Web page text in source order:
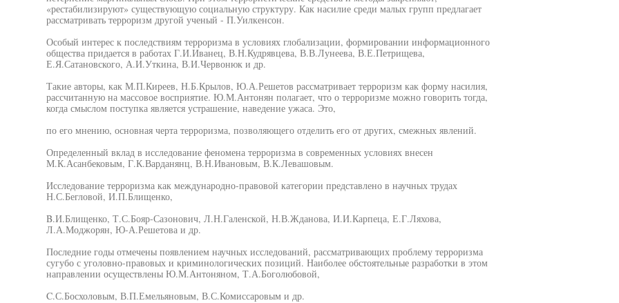
«рестабилизируют» существующую социальную структуру. Как насилие среди малых групп предлагает
рассматривать терроризм другой ученый - П.Уилкенсон.
Особый интерес к последствиям терроризма в условиях глобализации, формировании информационного
общества придается в работах Г.И.Иванец, В.Н.Кудрявцева, В.В.Лунеева, В.Е.Петрищева,
Е.Я.Сатановского, А.И.Уткина, В.И.Червонюк и др.
Такие авторы, как М.П.Киреев, Н.Б.Крылов, Ю.А.Решетов рассматривает терроризм как форму насилия,
рассчитанную на массовое восприятие. Ю.М.Антонян полагает, что о терроризме можно говорить тогда,
когда смыслом поступка является устрашение, наведение ужаса. Это,
по его мнению, основная черта терроризма, позволяющего отделить его от других, смежных явлений.
Определенный вклад в исследование феномена терроризма в современных условиях внесен
М.К.Асанбековым, Г.К.Варданянц, В.Н.Ивановым, В.К.Левашовым.
Исследование терроризма как международно-правовой категории представлено в научных трудах
Н.С.Бегловой, И.П.Блищенко,
B.И.Блищенко, Т.С.Бояр-Сазонович, Л.Н.Галенской, Н.В.Жданова, И.И.Карпеца, Е.Г.Ляхова,
Л.А.Моджорян, Ю-А.Решетова и др.
Последние годы отмечены появлением научных исследований, рассматривающих проблему терроризма
сугубо с уголовно-правовых и криминологических позиций. Наиболее обстоятельные разработки в этом
направлении осуществлены Ю.М.Антоняном, Т.А.Боголюбовой,
C.С.Босхоловым, В.П.Емельяновым, В.С.Комиссаровым и др.